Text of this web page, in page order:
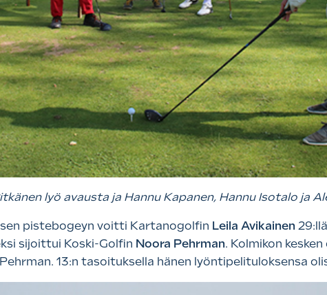
lyö avausta ja Hannu Kapanen, Hannu Isotalo ja
pistebogeyn voitti Kartanogolfin Leila Avikainen
sijoittui Koski-Golfin Noora Pehrman. Kolmikon
13:n tasoituksella hänen lyöntipelituloksensa